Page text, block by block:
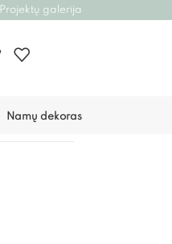
Projektų galerija
Namų dekoras